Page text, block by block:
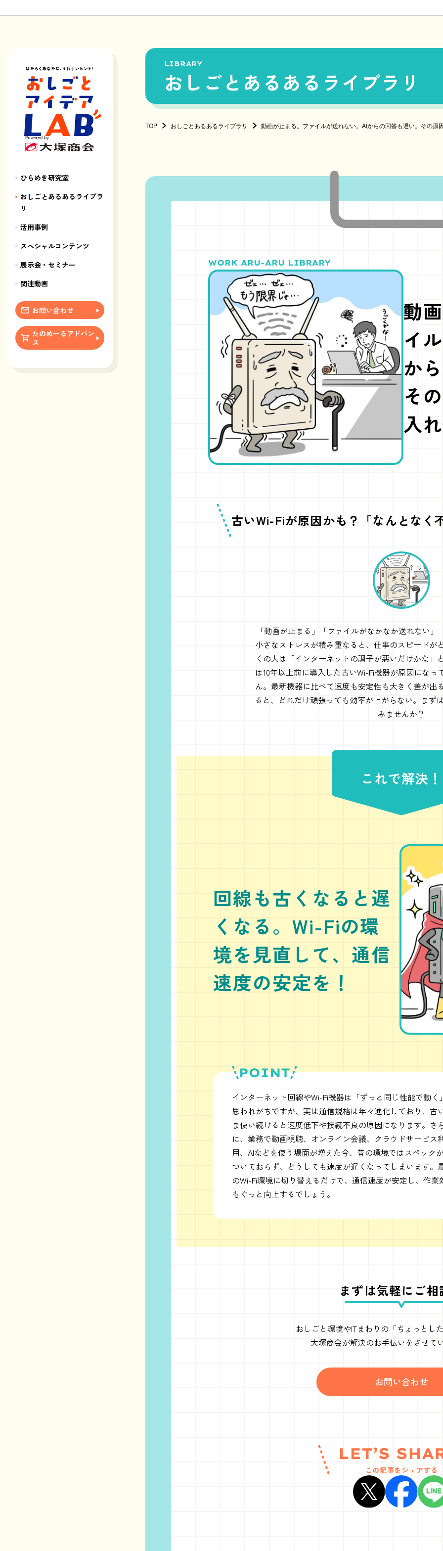
ひらめき研究室
おしごとあるあるライブラ
リ
活用事例
スペシャルコンテンツ
展示会・セミナー
関連動画
お問い合わせ
たのめーるアドバン
ス
LIBRARY
おしごとあるあるライブラリ
TOP おしごとあるあるライブラリ 動画が止まる。ファイルが送れない。AIからの回答も遅い。その原
動
イ
か
そ
入
古いWi-Fiが原因かも？「なんとなく
「動画が止まる」「ファイルがなかなか送れない
小さなストレスが積み重なると、仕事のスピードが
くの人は「インターネットの調子が悪いだけかな」
は10年以上前に導入した古いWi-Fi機器が原因にな
ん。最新機器に比べて速度も安定性も大きく差が出
ると、どれだけ頑張っても効率が上がらない。まず
みませんか？
回線も古くなると遅
くなる。Wi-Fiの環
境を見直して、通信
速度の安定を！
POINT
インターネット回線やWi-Fi機器は「ずっと同じ性能で動く
思われがちですが、実は通信規格は年々進化しており、古
ま使い続けると速度低下や接続不良の原因になります。さ
に、業務で動画視聴、オンライン会議、クラウドサービス
用、AIなどを使う場面が増えた今、昔の環境ではスペック
ついておらず、どうしても速度が遅くなってしまいます。
のWi-Fi環境に切り替えるだけで、通信速度が安定し、作業
もぐっと向上するでしょう。
まずは気軽にご相
おしごと環境やITまわりの 「ちょっとし
大塚商会が解決のお手伝いをさせて
お問い合わせ
LET’S
この記事をシェアする